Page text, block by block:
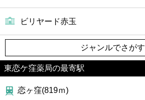
ビリヤード赤玉
ジャンルでさがす
東恋ケ窪薬局の最寄駅
恋ヶ窪(819ｍ)